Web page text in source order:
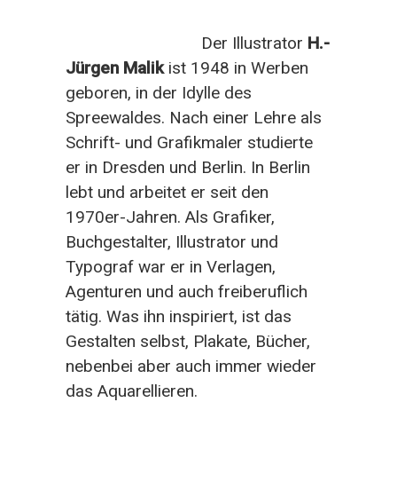
Der Illustrator H.-
Jürgen Malikist 1948 in Werben
geboren, in der Idylle des
Spreewaldes. Nach einer Lehre als
Schrift- und Grafikmaler studierte
er in Dresden und Berlin. In Berlin
lebt und arbeitet er seit den
1970er-Jahren. Als Grafiker,
Buchgestalter, Illustrator und
Typograf war er in Verlagen,
Agenturen und auch freiberuflich
tätig. Was ihn inspiriert, ist das
Gestalten selbst, Plakate, Bücher,
nebenbei aber auch immer wieder
das Aquarellieren.